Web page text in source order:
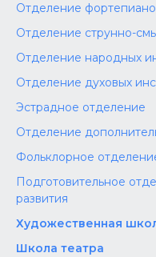
Отделение фортепиано
Отделение струнно-
Отделение народных
Отделение духовых
Эстрадное отделение
Отделение
Фольклорное
Подготовительное
развития
Художественная
Школа‌‌‌‌ театра